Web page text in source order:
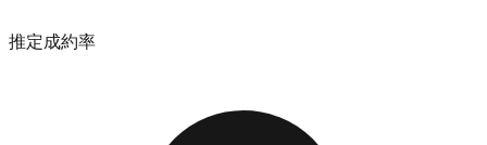
推定成約率